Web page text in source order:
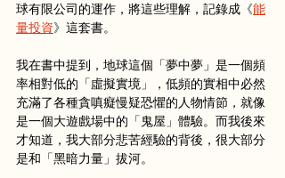
球有限公司的運作，將這些理解，記錄成 《能
量投資》 這套書。
我在書中提到，地球這個「夢中夢」是一個頻
率相對低的「虛擬實境」，低頻的實相中必然
充滿了各種貪嗔癡慢疑恐懼的人物情節，就像
是一個大遊戲場中的「鬼屋」體驗。而我後來
才知道，我大部分悲苦經驗的背後，很大部分
是和「黑暗力量」拔河。